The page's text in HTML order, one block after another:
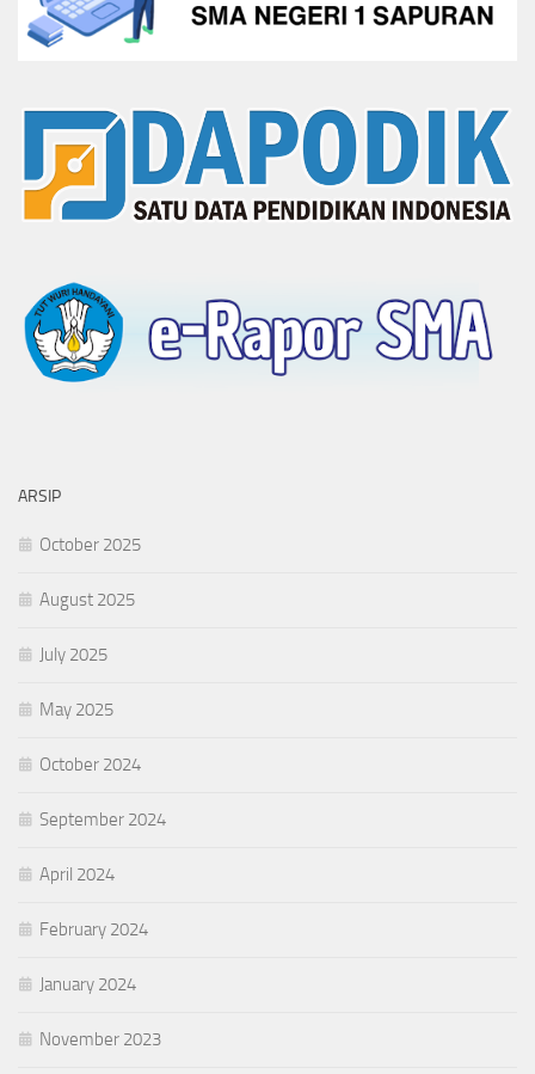
ARSIP
October 2025
August 2025
July 2025
May 2025
October 2024
September 2024
April 2024
February 2024
January 2024
November 2023